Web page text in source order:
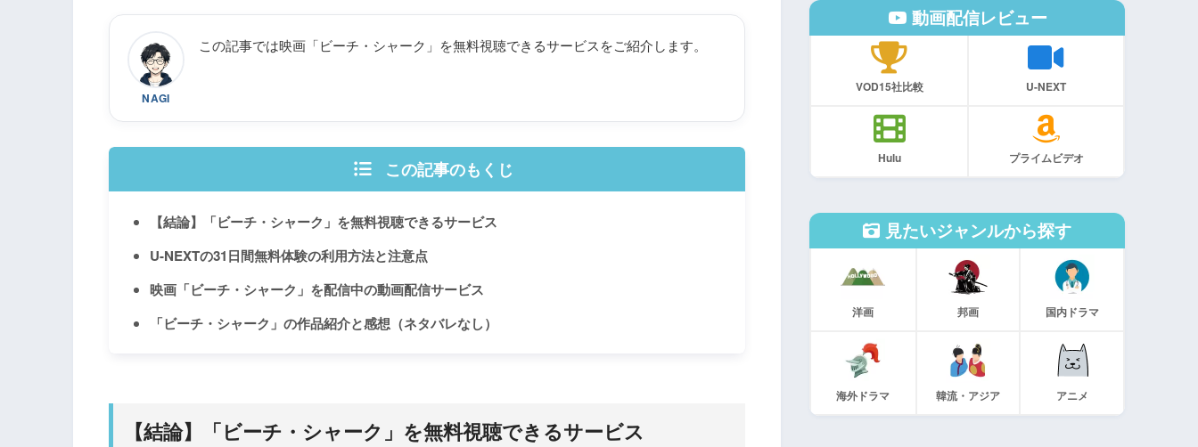
NAGI
この記事では映画「ビーチ・シャーク」を無料視聴できるサービスをご紹介します。
この記事のもくじ
【結論】「ビーチ・シャーク」を無料視聴できるサービス
U-NEXTの31日間無料体験の利用方法と注意点
映画「ビーチ・シャーク」を配信中の動画配信サービス
「ビーチ・シャーク」の作品紹介と感想（ネタバレなし）
【結論】「ビーチ・シャーク」を無料視聴できるサービス
動画配信レビュー
VOD15社比較 U-NEXT
Hulu プライムビデオ
見たいジャンルから探す
洋画 邦画 国内ドラマ
海外ドラマ 韓流・アジア アニメ